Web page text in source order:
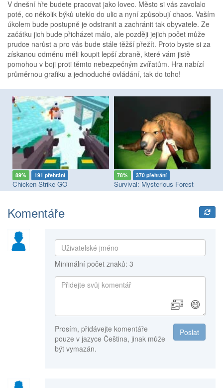
V dnešní hře budete pracovat jako lovec. Město si vás zavolalo
poté, co několik býků uteklo do ulic a nyní způsobují chaos. Vaším
úkolem bude postupně je odstranit a zachránit tak obyvatele. Ze
začátku jich bude přicházet málo, ale později jejich počet může
prudce narůst a pro vás bude stále těžší přežít. Proto byste si za
získanou odměnu měli koupit lepší zbraně, které vám jistě
pomohou v boji proti těmto nebezpečným zvířatům. Hra nabízí
průměrnou grafiku a jednoduché ovládání, tak do toho!
89% 191 přehrání
Chicken Strike GO
78% 370 přehrání
Survival: Mysterious Forest
Komentáře
Minimální počet znaků: 3
😄
Poslat
Prosím, přidávejte komentáře
pouze v jazyce Čeština, jinak může
být vymazán.